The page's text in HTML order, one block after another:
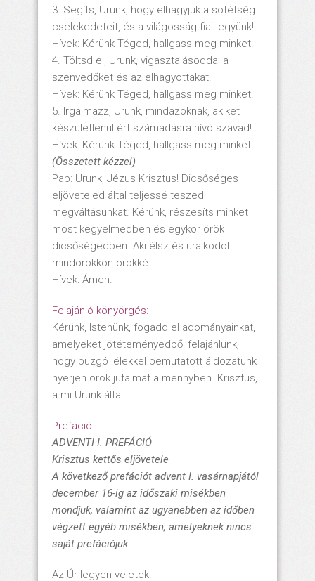
3. Segíts, Urunk, hogy elhagyjuk a sötétség
cselekedeteit, és a világosság fiai legyünk!
Hívek: Kérünk Téged, hallgass meg minket!
4. Töltsd el, Urunk, vigasztalásoddal a
szenvedőket és az elhagyottakat!
Hívek: Kérünk Téged, hallgass meg minket!
5. Irgalmazz, Urunk, mindazoknak, akiket
készületlenül ért számadásra hívó szavad!
Hívek: Kérünk Téged, hallgass meg minket!
(Összetett kézzel)
Pap: Urunk, Jézus Krisztus! Dicsőséges
eljöveteled által teljessé teszed
megváltásunkat. Kérünk, részesíts minket
most kegyelmedben és egykor örök
dicsőségedben. Aki élsz és uralkodol
mindörökkön örökké.
Hívek: Ámen.
Felajánló könyörgés:
Kérünk, Istenünk, fogadd el adományainkat,
amelyeket jótéteményedből felajánlunk,
hogy buzgó lélekkel bemutatott áldozatunk
nyerjen örök jutalmat a mennyben. Krisztus,
a mi Urunk által.
Prefáció:
ADVENTI I. PREFÁCIÓ
Krisztus kettős eljövetele
A következő prefációt advent I. vasárnapjától
december 16-ig az időszaki misékben
mondjuk, valamint az ugyanebben az időben
végzett egyéb misékben, amelyeknek nincs
saját prefációjuk.
Az Úr legyen veletek.